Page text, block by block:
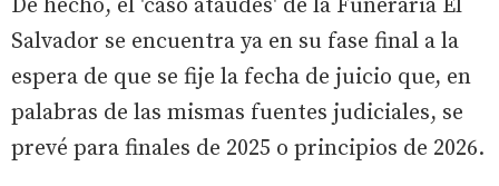
De hecho, el 'caso ataúdes' de la Funeraria El
Salvador se encuentra ya en su fase final a la
espera de que se fije la fecha de juicio que, en
palabras de las mismas fuentes judiciales, se
prevé para finales de 2025 o principios de 2026.